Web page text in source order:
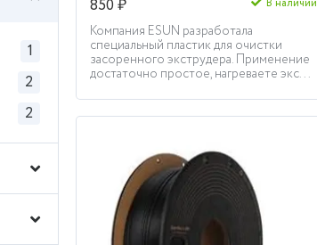
1
2
2
850 ₽
Компания ESUN разработала
специальный пластик для очистки
засоренного экструдера. Применение
достаточно простое, нагреваете экс...
КУПИТЬ